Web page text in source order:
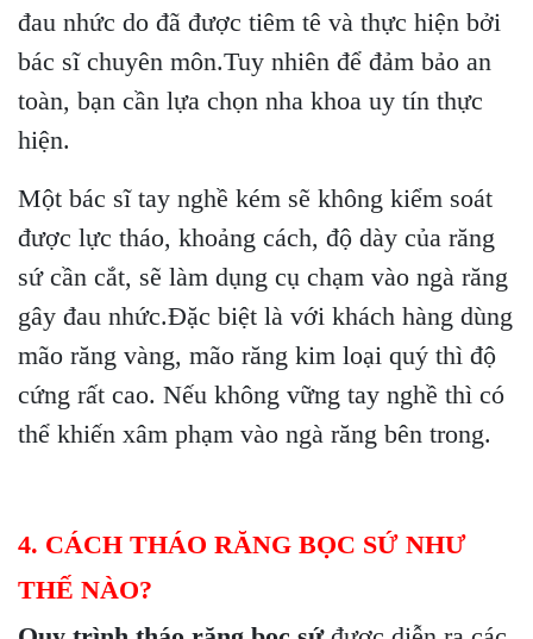
đau nhức do đã được tiêm tê và thực hiện bởi
bác sĩ chuyên môn.Tuy nhiên để đảm bảo an
toàn, bạn cần lựa chọn nha khoa uy tín thực
hiện.
Một bác sĩ tay nghề kém sẽ không kiểm soát
được lực tháo, khoảng cách, độ dày của răng
sứ cần cắt, sẽ làm dụng cụ chạm vào ngà răng
gây đau nhức.Đặc biệt là với khách hàng dùng
mão răng vàng, mão răng kim loại quý thì độ
cứng rất cao. Nếu không vững tay nghề thì có
thể khiến xâm phạm vào ngà răng bên trong.
4. CÁCH THÁO RĂNG BỌC SỨ NHƯ
THẾ NÀO?